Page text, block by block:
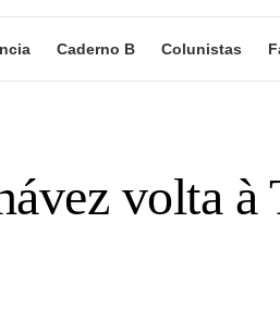
Caderno B Colunistas
volta à